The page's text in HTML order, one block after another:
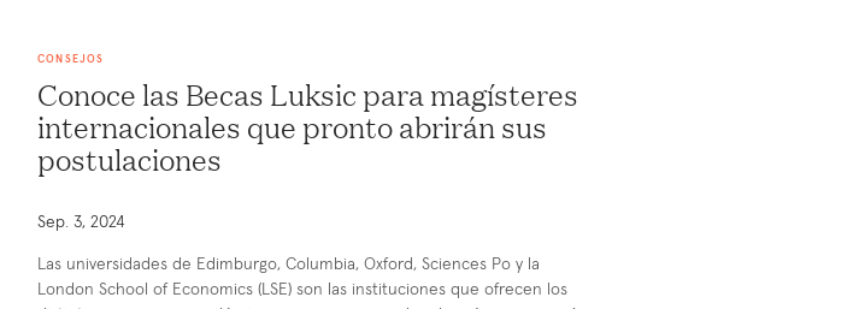
CONSEJOS
Conoce las Becas Luksic para magísteres
internacionales que pronto abrirán sus
postulaciones
Sep. 3, 2024
Las universidades de Edimburgo, Columbia, Oxford, Sciences Po y la
London School of Economics (LSE) son las instituciones que ofrecen los